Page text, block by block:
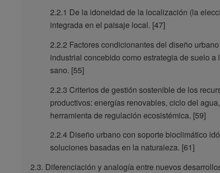
2.2.1 De la idoneidad de la localización (la
integrada en el paisaje local. [47]
2.2.2 Factores condicionantes del diseño
industrial concebido como estrategia de suelo
sano. [55]
2.2.3 Criterios de gestión sostenible de los
productivos: energías renovables, ciclo del
herramienta de regulación ecosistémica. [59]
2.2.4 Diseño urbano con soporte bioclimático
soluciones basadas en la naturaleza. [61]
2.3. Diferenciación y analogía entre nuevos